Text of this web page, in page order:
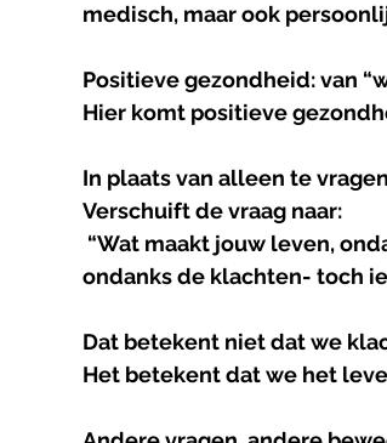
medisch, maar ook
Positievegezondheid: van “
Hier komt positieve
In plaats van alleen te
Verschuift de vraag naar:
ondanks de klachten- toch
Dat betekent niet dat we
Het betekent dat we het